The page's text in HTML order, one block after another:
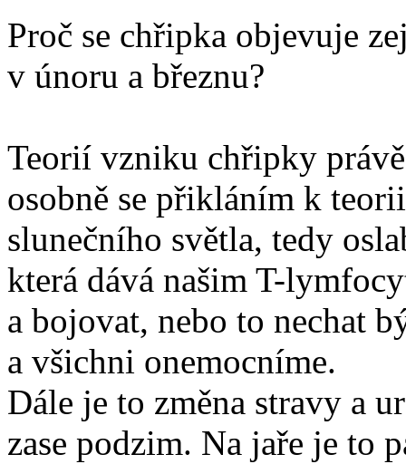
Proč se chřipka objevuje
v únoru a březnu?
Teorií vzniku chřipky
osobně se přikláním k
slunečního světla, tedy
která dává našim T-
a bojovat, nebo to nechat
a všichni onemocníme.
Dále je to změna stravy a
zase podzim. Na jaře je to